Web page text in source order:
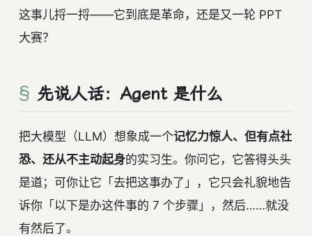
这事儿捋一捋——它到底是革命，还是又一轮 PPT
大赛？
先说人话：Agent 是什么
把大模型（LLM）想象成一个记忆力惊人、但有点社
恐、还从不主动起身的实习生。你问它，它答得头头
是道；可你让它「去把这事办了」，它只会礼貌地告
诉你「以下是办这件事的 7 个步骤」，然后……就没
有然后了。